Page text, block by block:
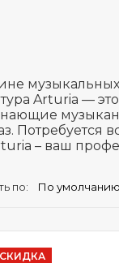
Arturia —
Потребуется
– ваш
по:
СКИДКА